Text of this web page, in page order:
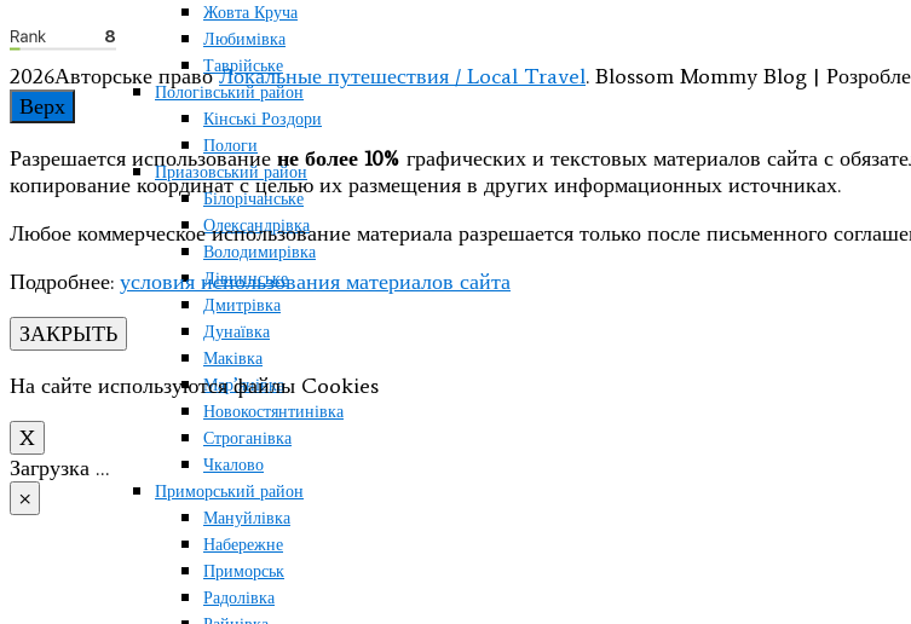
Жовта Круча
Любимівка
Таврійське
Пологівський район
Кінські Роздори
Пологи
Приазовський район
Білорічанське
Олександрівка
Володимирівка
Дівнинське
Дмитрівка
Дунаївка
Маківка
Мар’янівка
Новокостянтинівка
Строганівка
Чкалово
Приморський район
Мануйлівка
Набережне
Приморськ
Радолівка
2026Авторське правоЛокальные путешествия / Local Travel. Blossom Mommy Blog |
Верх
Разрешается использование не более 10% графических и текстовых материалов сайта с
копирование координат с целью их размещения в других информационных источниках.
Любое коммерческое использование материала разрешается только после письменного
Подробнее: условия использования материалов сайта
ЗАКРЫТЬ
На сайте используются файлы Cookies
X
Загрузка …
×